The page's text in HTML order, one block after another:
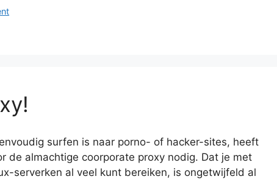
surfen is naar porno- of hacker-sites, heeft
de almachtige coorporate proxy nodig. Dat je met
serverken al veel kunt bereiken, is ongetwijfeld al